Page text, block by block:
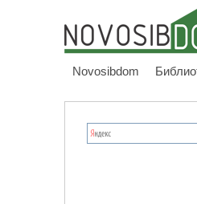
Novosibdom